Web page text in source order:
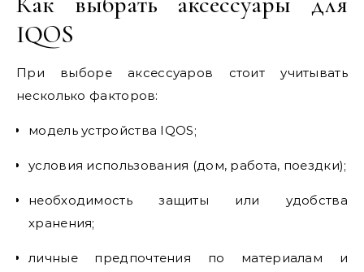
IQOS
При выборе аксессуаров стоит учитывать
несколько факторов:
модель устройства IQOS;
условия использования (дом, работа, поездки);
необходимость защиты или удобства
хранения;
личные предпочтения по материалам и